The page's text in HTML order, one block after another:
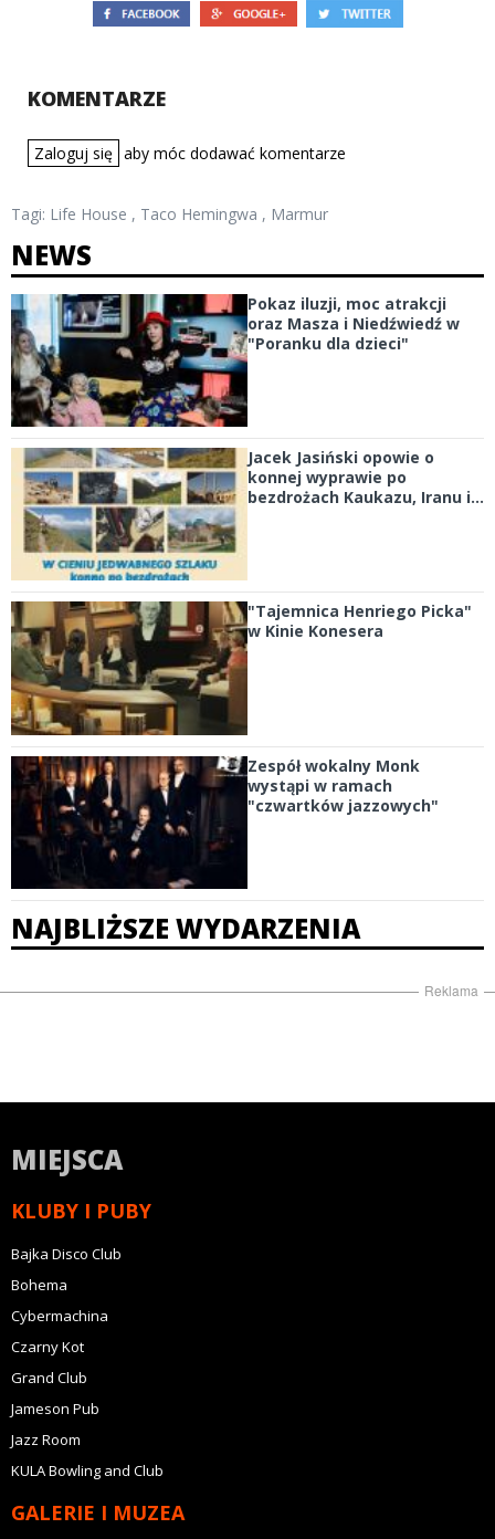
KOMENTARZE
Zaloguj się aby móc dodawać komentarze
Tagi: Life House , Taco Hemingwa , Marmur
NEWS
Pokaz iluzji, moc atrakcji
oraz Masza i Niedźwiedź w
"Poranku dla dzieci"
Jacek Jasiński opowie o
konnej wyprawie po
bezdrożach Kaukazu, Iranu i...
"Tajemnica Henriego Picka"
w Kinie Konesera
Zespół wokalny Monk
wystąpi w ramach
"czwartków jazzowych"
NAJBLIŻSZE WYDARZENIA
Reklama
MIEJSCA
KLUBY I PUBY
Bajka Disco Club
Bohema
Cybermachina
Czarny Kot
Grand Club
Jameson Pub
Jazz Room
KULA Bowling and Club
GALERIE I MUZEA